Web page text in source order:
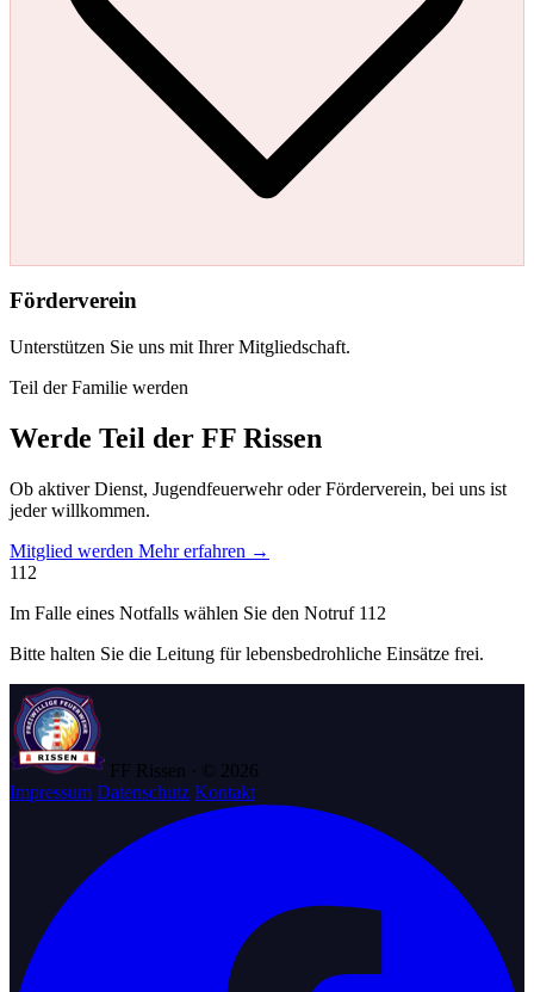
Förderverein
Unterstützen Sie uns mit Ihrer Mitgliedschaft.
Teil der Familie werden
Werde Teil der FF Rissen
Ob aktiver Dienst, Jugendfeuerwehr oder Förderverein, bei uns ist
jeder willkommen.
Mitglied werden Mehr erfahren →
112
Im Falle eines Notfalls wählen Sie den Notruf 112
Bitte halten Sie die Leitung für lebensbedrohliche Einsätze frei.
FF Rissen · © 2026
Impressum Datenschutz Kontakt